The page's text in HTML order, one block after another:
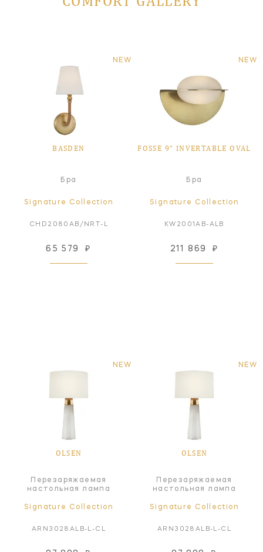
NEW
BASDEN
Бра
Signature Collection
CHD2080AB/NRT-L
65 579 ₽
NEW
FOSSE 9" INVERTABLE OVAL
Бра
Signature Collection
KW2001AB-ALB
211 869 ₽
NEW
OLSEN
Перезаряжаемая
настольная лампа
Signature Collection
ARN3028ALB-L-CL
NEW
OLSEN
Перезаряжаемая
настольная лампа
Signature Collection
ARN3028ALB-L-CL